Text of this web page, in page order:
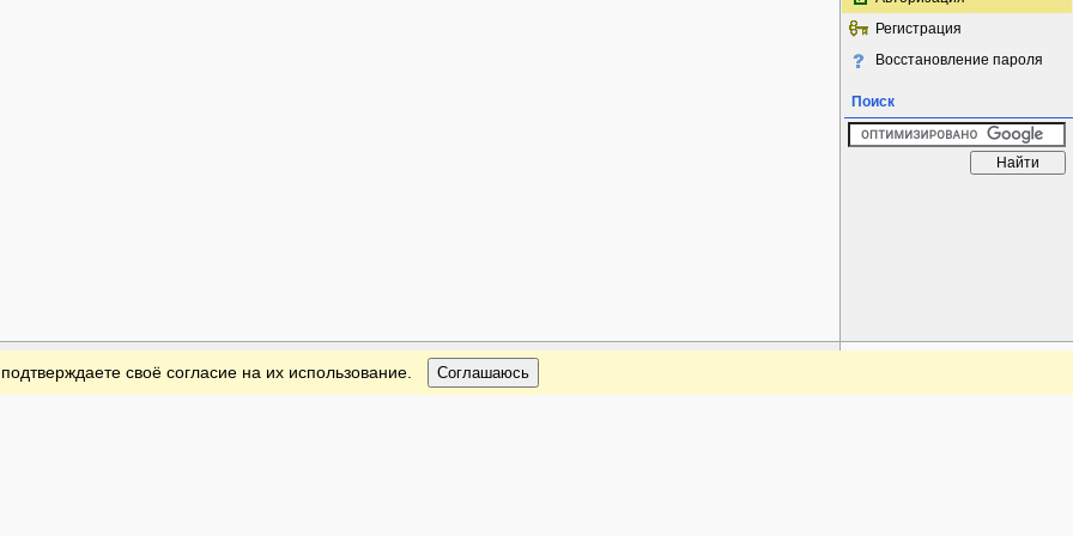
Регистрация
Восстановление пароля
Поиск
своё согласие на их использование. Соглашаюсь